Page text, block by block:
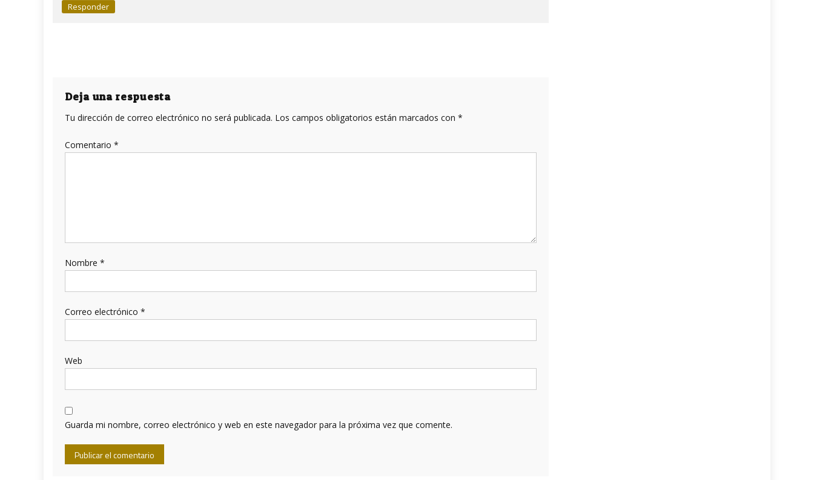
Responder
Deja una respuesta
Tu dirección de correo electrónico no será publicada. Los campos obligatorios están marcados con *
Comentario *
Nombre *
Correo electrónico *
Web
Guarda mi nombre, correo electrónico y web en este navegador para la próxima vez que comente.